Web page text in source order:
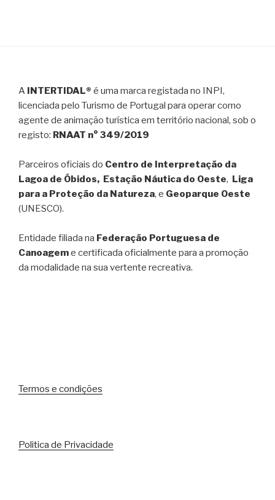
A INTERTIDAL® é uma marca registada no INPI,
licenciada pelo Turismo de Portugal para operar como
agente de animação turística em território nacional, sob o
registo: RNAAT n° 349/2019
Parceiros oficiais do Centro de Interpretação da
Lagoa de Óbidos, Estação Náutica do Oeste, Liga
para a Proteção da Natureza, e Geoparque Oeste
(UNESCO).
Entidade filiada na Federação Portuguesa de
Canoageme certificada oficialmente para a promoção
da modalidade na sua vertente recreativa.
Termos e condições
Politica de Privacidade